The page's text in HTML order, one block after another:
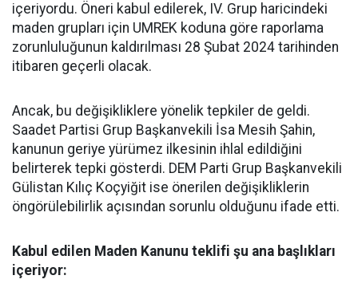
içeriyordu. Öneri kabul edilerek, IV. Grup haricindeki
maden grupları için UMREK koduna göre raporlama
zorunluluğunun kaldırılması 28 Şubat 2024 tarihinden
itibaren geçerli olacak.
Ancak, bu değişikliklere yönelik tepkiler de geldi.
Saadet Partisi Grup Başkanvekili İsa Mesih Şahin,
kanunun geriye yürümez ilkesinin ihlal edildiğini
belirterek tepki gösterdi. DEM Parti Grup Başkanvekili
Gülistan Kılıç Koçyiğit ise önerilen değişikliklerin
öngörülebilirlik açısından sorunlu olduğunu ifade etti.
Kabul edilen Maden Kanunu teklifi şu ana başlıkları
içeriyor: